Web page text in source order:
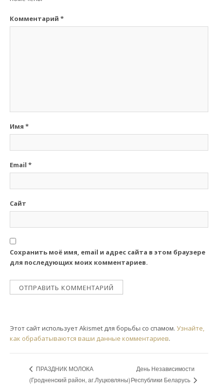
Комментарий *
Имя *
Email *
Сайт
Сохранить моё имя, email и адрес сайта в этом браузере
для последующих моих комментариев.
Этот сайт использует Akismet для борьбы со спамом. Узнайте,
как обрабатываются ваши данные комментариев.
ПРАЗДНИК МОЛОКА
(Гродненcкий район, аг.Луцковляны)
День Независимости
Республики Беларусь